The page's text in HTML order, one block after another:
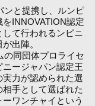
ンと提携し、ルンピ
INNOVATION認定
て行われるンピニ
出陣。
の同団体プロライセ
ージャパン認定王
力が認められた選
手として選ばれた
ワンチャイという